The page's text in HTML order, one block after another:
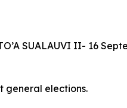
SUALAUVI II- 16
general elections.